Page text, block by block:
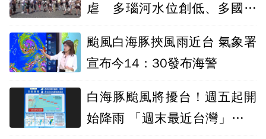
虐 多瑙河水位創低、多國引
颱風白海豚挾風雨近台 氣象署
宣布今14：30發布海警
白海豚颱風將擾台！週五起開
始降雨 「週末最近台灣」山區